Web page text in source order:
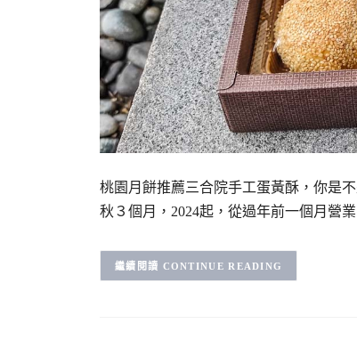
桃園月餅推薦三合院手工蛋黃酥，你是
秋３個月，2024起，從過年前一個月營
CONTINUE READING